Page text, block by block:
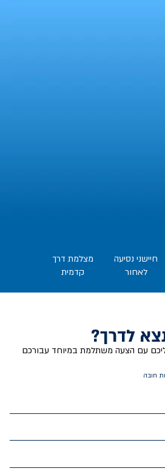
חיישני נסיעה
לאחור
מצלמת דרך
קדמית
לדרך?
עם הצעה משתלמת במיוחד עבורכם
חובה